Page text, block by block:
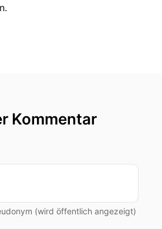
Kommentar
(wird öffentlich angezeigt)